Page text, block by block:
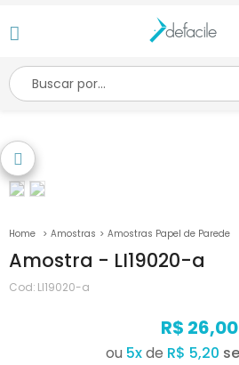
Amostras Amostras Papel de Parede
Amostra - LI19020-a
Cod: LI19020-a
R$ 26,00
ou 5xde R$ 5,20